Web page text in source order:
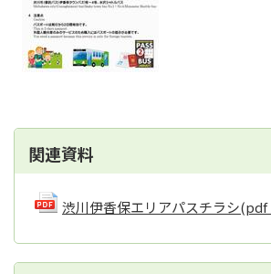
関連資料
渋川伊香保エリアパスチラシ(pdf